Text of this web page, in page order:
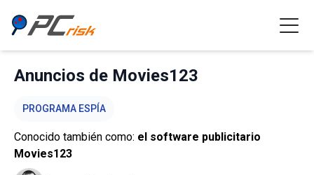
Anuncios de Movies123
PROGRAMA ESPÍA
Conocido también como: el software publicitario
Movies123